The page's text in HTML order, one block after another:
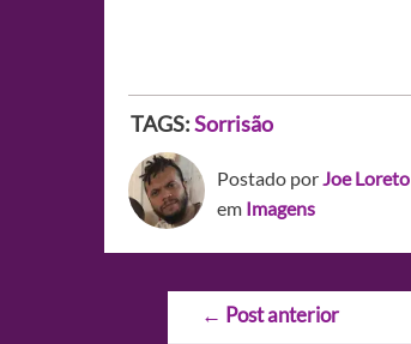
TAGS:Sorrisão
Postado porJoe Loreto
em Imagens
Navegação
← Post anterior